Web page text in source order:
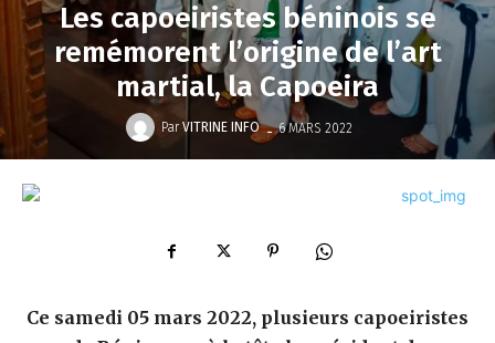
Les capoeiristes béninois se
remémorent l’origine de l’art
martial, la Capoeira
Par VITRINE INFO - 6 MARS 2022
Ce samedi 05 mars 2022, plusieurs capoeiristes